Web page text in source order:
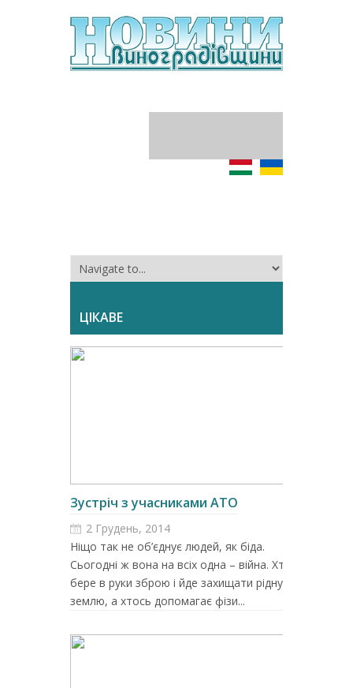
ЦІКАВЕ
Зустріч з учасниками АТО
2 Грудень, 2014
Ніщо так не об’єднує людей, як біда.
Сьогодні ж вона на всіх одна – війна. Хтось
бере в руки зброю і йде захищати рідну
землю, а хтось допомагає фізи...